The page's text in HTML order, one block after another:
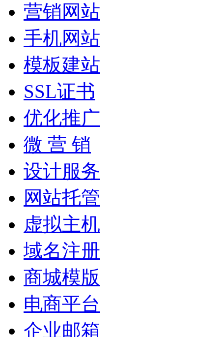
营销网站
手机网站
模板建站
SSL证书
优化推广
微 营 销
设计服务
网站托管
虚拟主机
域名注册
商城模版
电商平台
企业邮箱